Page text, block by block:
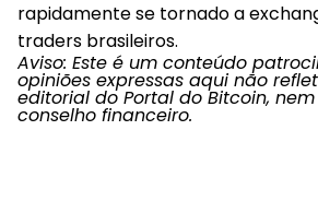
rapidamente se tornado a
traders brasileiros.
Aviso: Este é um conteúdo
opiniões expressas aqui não
editorial do Portal do Bitcoin,
conselho financeiro.